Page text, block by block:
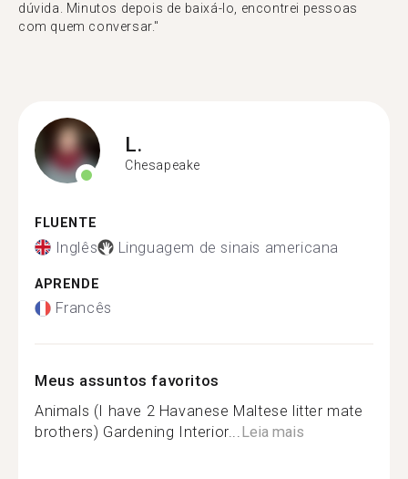
dúvida. Minutos depois de baixá-lo, encontrei pessoas
com quem conversar."
L.
Chesapeake
FLUENTE
Inglês Linguagem de sinais americana
APRENDE
Francês
Meus assuntos favoritos
Animals (I have 2 Havanese Maltese litter mate
brothers) Gardening Interior...Leia mais